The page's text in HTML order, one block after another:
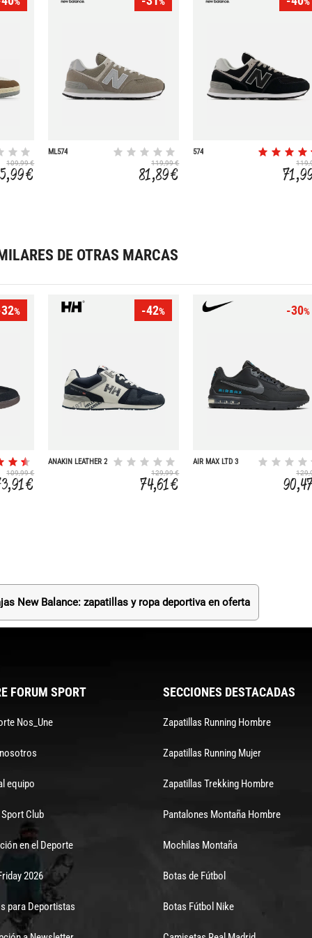
109,99 €
€
ML574
119,99 €
81,89 €
574
DE OTRAS MARCAS
%
109,99 €
€
-42%
ANAKIN LEATHER 2
129,99 €
74,61 €
-30%
AIR MAX LTD 3
New Balance: zapatillas y ropa deportiva en oferta
FORUM SPORT
Nos_Une
equipo
Club
en el Deporte
2026
para Deportistas
SECCIONES DESTACADAS
Zapatillas Running Hombre
Zapatillas Running Mujer
Zapatillas Trekking Hombre
Pantalones Montaña Hombre
Mochilas Montaña
Botas de Fútbol
Botas Fútbol Nike